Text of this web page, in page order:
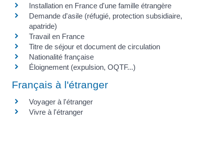
Installation en France d'une famille étrangère
Demande d'asile (réfugié, protection subsidiaire,
apatride)
Travail en France
Titre de séjour et document de circulation
Nationalité française
Éloignement (expulsion, OQTF...)
Français à l'étranger
Voyager à l'étranger
Vivre à l'étranger